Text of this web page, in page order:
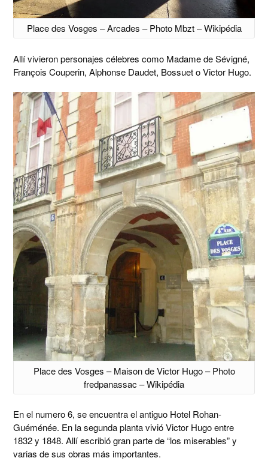
Place des Vosges – Arcades – Photo Mbzt – Wikipédia
Allí vivieron personajes célebres como Madame de Sévigné,
François Couperin, Alphonse Daudet, Bossuet o Victor Hugo.
Place des Vosges – Maison de Victor Hugo – Photo
fredpanassac – Wikipédia
En el numero 6, se encuentra el antiguo Hotel Rohan-
Guéménée. En la segunda planta vivió Victor Hugo entre
1832 y 1848. Allí escribió gran parte de “los miserables” y
varias de sus obras más importantes.